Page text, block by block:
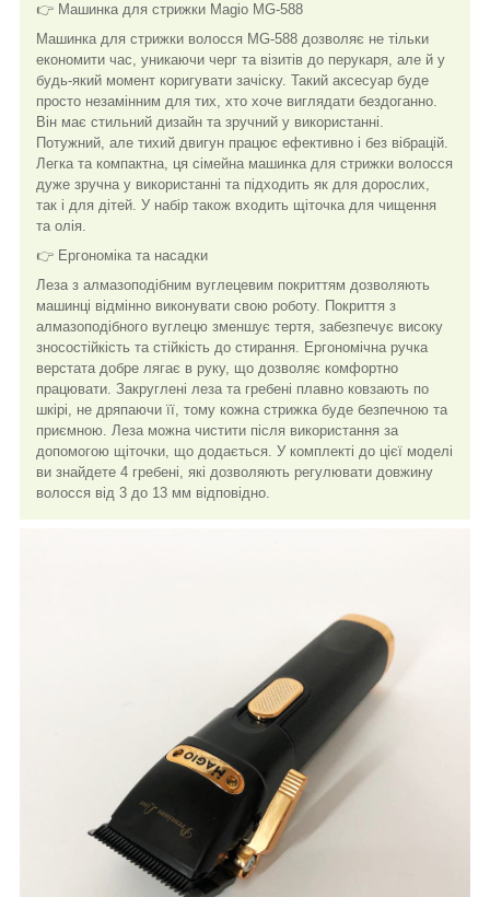
👉 Машинка для стрижки Magio MG-588
Машинка для стрижки волосся MG-588 дозволяє не тільки
економити час, уникаючи черг та візитів до перукаря, але й у
будь-який момент коригувати зачіску. Такий аксесуар буде
просто незамінним для тих, хто хоче виглядати бездоганно.
Він має стильний дизайн та зручний у використанні.
Потужний, але тихий двигун працює ефективно і без вібрацій.
Легка та компактна, ця сімейна машинка для стрижки волосся
дуже зручна у використанні та підходить як для дорослих,
так і для дітей. У набір також входить щіточка для чищення
та олія.
👉 Ергономіка та насадки
Леза з алмазоподібним вуглецевим покриттям дозволяють
машинці відмінно виконувати свою роботу. Покриття з
алмазоподібного вуглецю зменшує тертя, забезпечує високу
зносостійкість та стійкість до стирання. Ергономічна ручка
верстата добре лягає в руку, що дозволяє комфортно
працювати. Закруглені леза та гребені плавно ковзають по
шкірі, не дряпаючи її, тому кожна стрижка буде безпечною та
приємною. Леза можна чистити після використання за
допомогою щіточки, що додається. У комплекті до цієї моделі
ви знайдете 4 гребені, які дозволяють регулювати довжину
волосся від 3 до 13 мм відповідно.